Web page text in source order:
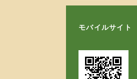
モバイルサイト